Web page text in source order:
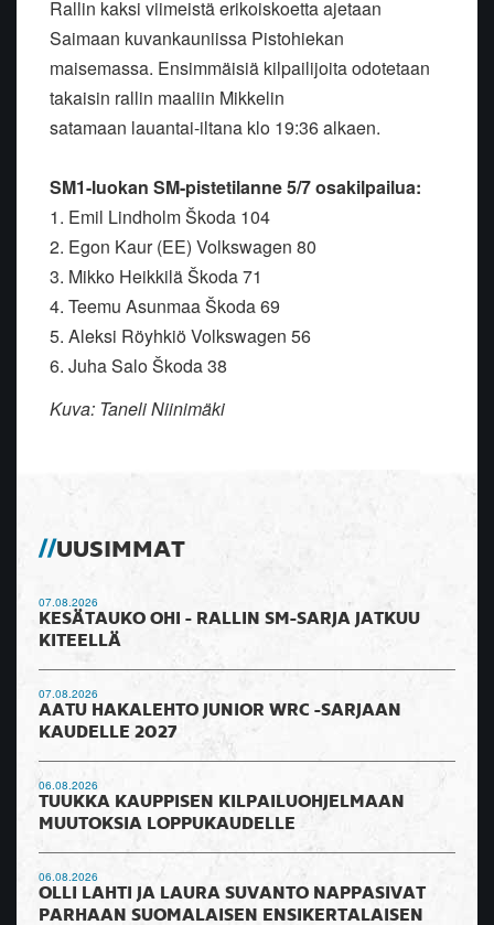
Rallin kaksi viimeistäerikoiskoetta ajetaan
Saimaan kuvankauniissa Pistohiekan
maisemassa. Ensimmäisiä kilpailijoita odotetaan
takaisin rallin maaliin Mikkelin
satamaan lauantai-iltana klo 19:36 alkaen.
SM1-luokan SM-pistetilanne 5/7 osakilpailua:
1. Emil Lindholm Škoda 104
2. Egon Kaur (EE) Volkswagen 80
3. Mikko Heikkilä Škoda 71
4. Teemu Asunmaa Škoda 69
5. Aleksi Röyhkiö Volkswagen 56
6. Juha Salo Škoda 38
Kuva: Taneli Niinimäki
UUSIMMAT
07.08.2026
KESÄTAUKO OHI - RALLIN SM-SARJA JATKUU
KITEELLÄ
07.08.2026
AATU HAKALEHTO JUNIOR WRC -SARJAAN
KAUDELLE 2027
06.08.2026
TUUKKA KAUPPISEN KILPAILUOHJELMAAN
MUUTOKSIA LOPPUKAUDELLE
06.08.2026
OLLI LAHTI JA LAURA SUVANTO NAPPASIVAT
PARHAAN SUOMALAISEN ENSIKERTALAISEN